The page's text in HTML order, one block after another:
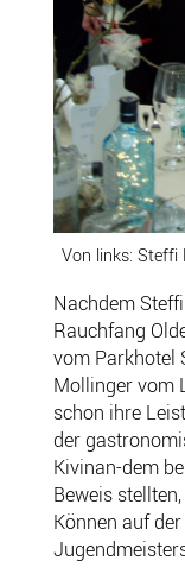
Von links: Steffi
Nachdem
Rauchfang
vom Parkhotel
Mollinger vom
schon ihre
der
Kivinan-dem
Beweis
Können auf